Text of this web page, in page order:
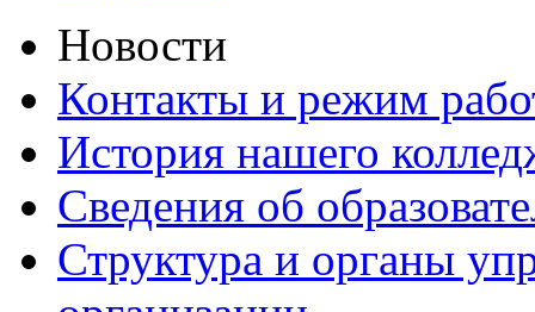
Новости
Контакты и режим
История нашего
Сведения об
Структура и органы